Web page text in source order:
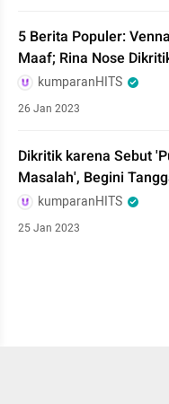
5 Berita Populer:
Maaf; Rina Nose
kumparanHITS
26 Jan 2023
Dikritik karena Sebut
Masalah', Begini
kumparanHITS
25 Jan 2023